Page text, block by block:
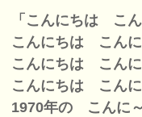
「こんにちは こ
こんにちは こん
こんにちは こん
こんにちは こん
1970年の こんに